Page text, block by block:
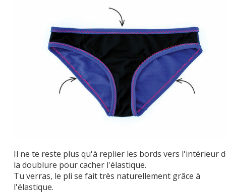
Il ne te reste plus qu'à replier les bords vers l'intérieur
la doublure pour cacher l'élastique.
Tu verras, le pli se fait très naturellement grâce à
l'élastique.